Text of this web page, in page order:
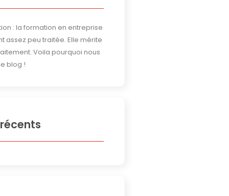
: la formation en entreprise
assez peu traitée. Elle mérite
Voila pourquoi nous
blog !